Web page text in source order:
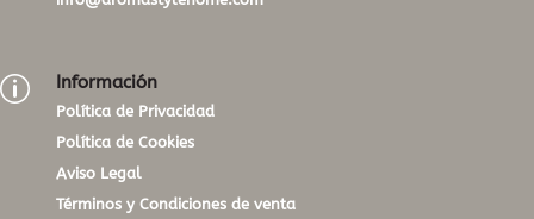
p Información
Política de Privacidad
Política de Cookies
Aviso Legal
Términos y Condiciones de venta